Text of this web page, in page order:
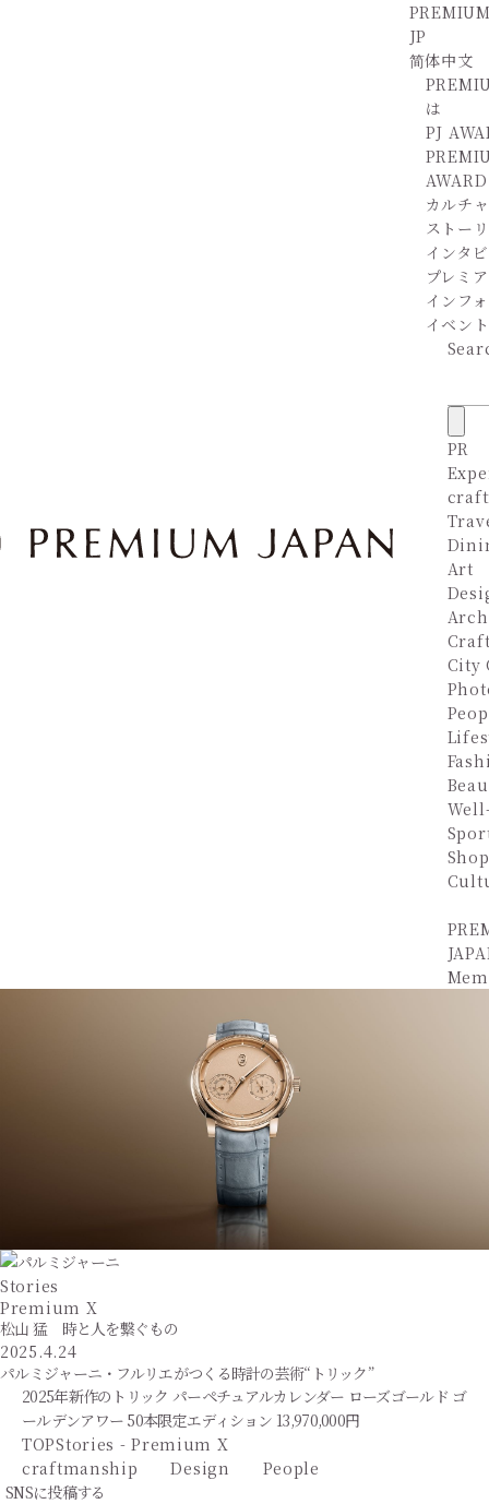
JP
简体中文
は
PJ
AWARD
カルチ
ストー
インタ
プレミ
インフ
イベント
PR
Art
City
Stories
Premium X
松山 猛 時と人を繋ぐもの
2025.4.24
パルミジャーニ・フルリエがつくる時計の芸術“トリック”
2025年新作のトリック パーペチュアルカレンダー ローズゴールド ゴ
ールデンアワー 50本限定エディション 13,970,000円
TOPStories - Premium X
craftmanship
Design
People
SNSに投稿する